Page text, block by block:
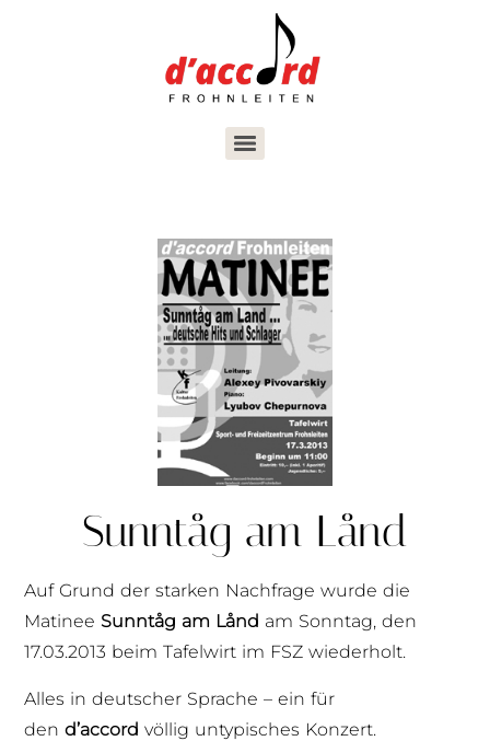
Sunntåg am Lånd
Auf Grund der starken Nachfrage wurde die
Matinee Sunntåg am Lånd am Sonntag, den
17.03.2013 beim Tafelwirt im FSZ wiederholt.
Alles in deutscher Sprache – ein für
dend’accord völlig untypisches Konzert.